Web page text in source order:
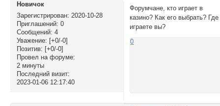
Новичок
Зарегистрирован: 2020-10-28
Приглашений: 0
Сообщений: 4
Уважение: [+0/-0]
Позитив: [+0/-0]
Провел на форуме:
2 минуты
Последний визит:
2023-01-06 12:17:40
Форумчане, кто играет в
казино? Как его выбрать? Где
играете вы?
0